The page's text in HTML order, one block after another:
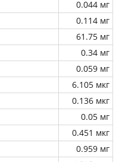
0.044 мг
0.114 мг
61.75 мг
0.34 мг
0.059 мг
6.105 мкг
0.136 мкг
0.05 мг
0.451 мкг
0.959 мг